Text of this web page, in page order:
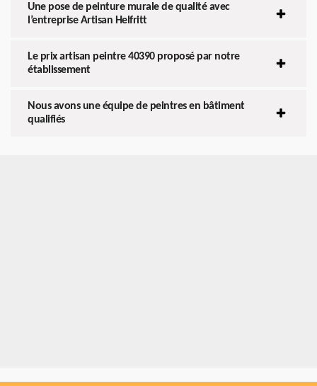
Une pose de peinture murale de qualité avec
l’entreprise Artisan Helfritt
Le prix artisan peintre 40390 proposé par notre
établissement
Nous avons une équipe de peintres en bâtiment
qualifiés